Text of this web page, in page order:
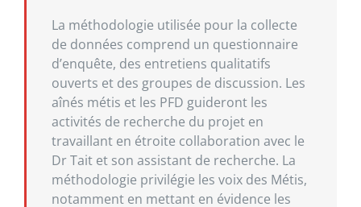
La méthodologie utilisée pour la collecte
de données comprend un questionnaire
d’enquête, des entretiens qualitatifs
ouverts et des groupes de discussion. Les
aînés métis et les PFD guideront les
activités de recherche du projet en
travaillant en étroite collaboration avec le
Dr Tait et son assistant de recherche. La
méthodologie privilégie les voix des Métis,
notamment en mettant en évidence les